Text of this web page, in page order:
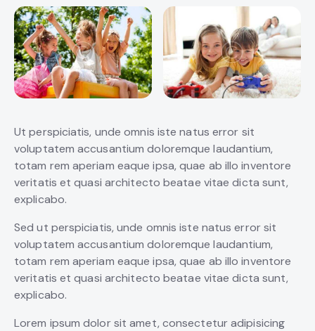
Ut perspiciatis, unde omnis iste natus error sit
voluptatem accusantium doloremque laudantium,
totam rem aperiam eaque ipsa, quae ab illo inventore
veritatis et quasi architecto beatae vitae dicta sunt,
explicabo.
Sed ut perspiciatis, unde omnis iste natus error sit
voluptatem accusantium doloremque laudantium,
totam rem aperiam eaque ipsa, quae ab illo inventore
veritatis et quasi architecto beatae vitae dicta sunt,
explicabo.
Lorem ipsum dolor sit amet, consectetur adipisicing